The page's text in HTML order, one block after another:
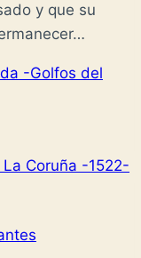
y que su
-Golfos del